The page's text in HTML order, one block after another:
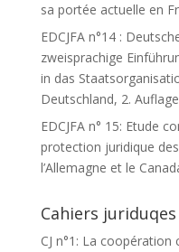
sa portée actuelle en
EDCJFA n°14 :
zweisprachige
in das
Deutschland, 2.
EDCJFA n° 15: Etude
protection juridique
l’Allemagne et le
Cahiers juriduqes
CJ n°1: La